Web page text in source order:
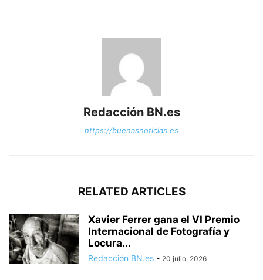
Redacción BN.es
https://buenasnoticias.es
RELATED ARTICLES
Xavier Ferrer gana el VI Premio
Internacional de Fotografía y
Locura...
Redacción BN.es - 20 julio, 2026